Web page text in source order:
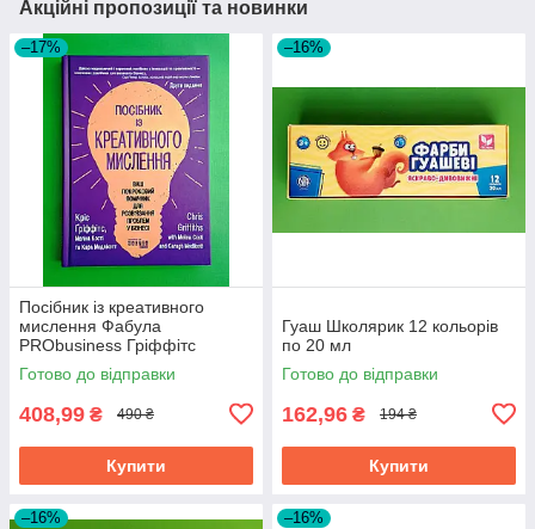
Акційні пропозиції та новинки
–17%
Посібник із креативного
мислення Фабула
PRObusiness Гріффітс
фіолетова
Готово до відправки
408,99 ₴ 490 ₴
Купити
–16%
Гуаш Школярик 12 кольорів
по 20 мл
Готово до відправки
162,96 ₴ 194 ₴
Купити
–16% –16%